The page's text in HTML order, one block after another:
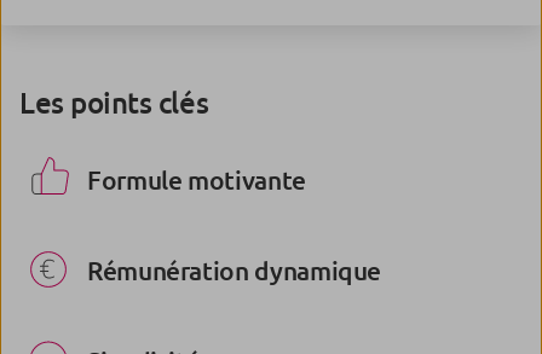
Les points clés
Formule motivante
Rémunération dynamique